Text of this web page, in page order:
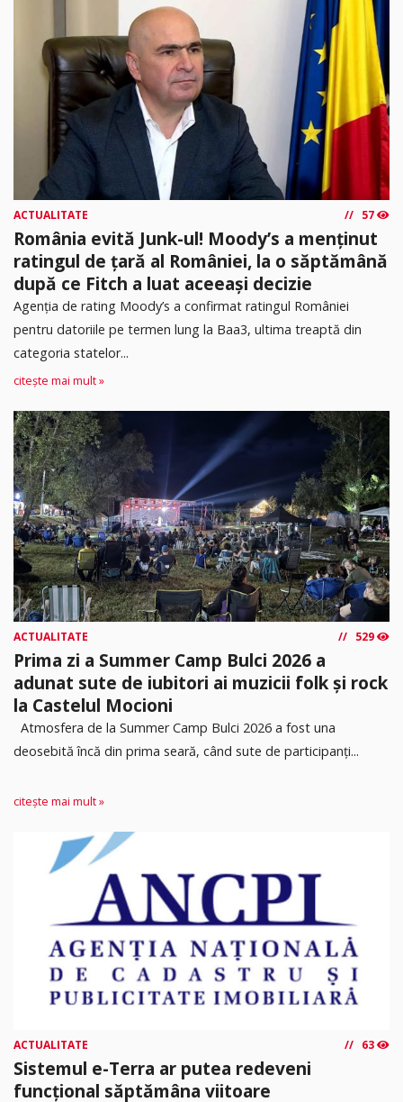
ACTUALITATE 57
România evită Junk-ul! Moody’s a menținut
ratingul de țară al României, la o săptămână
după ce Fitch a luat aceeași decizie
Agenția de rating Moody’s a confirmat ratingul României
pentru datoriile pe termen lung la Baa3, ultima treaptă din
categoria statelor...
citește mai mult »
ACTUALITATE 529
Prima zi a Summer Camp Bulci 2026 a
adunat sute de iubitori ai muzicii folk și rock
la Castelul Mocioni
Atmosfera de la Summer Camp Bulci 2026 a fost una
deosebită încă din prima seară, când sute de participanți...
citește mai mult »
ACTUALITATE 63
Sistemul e-Terra ar putea redeveni
funcțional săptămâna viitoare